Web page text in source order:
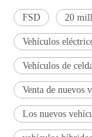
FSD 20
Vehículos
Vehículos de
Venta de nuevos
Los nuevos